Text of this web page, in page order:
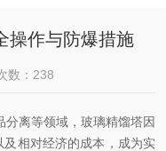
操作与防爆措施
数：238
离等领域，玻璃精馏塔因
相对经济的成本，成为实